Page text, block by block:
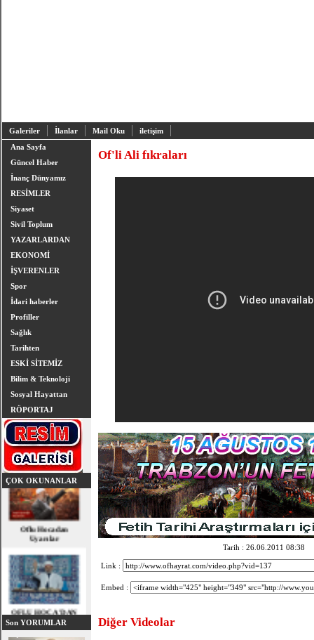
Galeriler İlanlar Mail Oku
iletişim
Ana Sayfa
Güncel Haber
İnanç Dünyamız
RESİMLER
Siyaset
Sivil Toplum
YAZARLARDAN
EKONOMİ
İŞVERENLER
Spor
İdari haberler
Profiller
Sağlık
Tarihten
ESKİ SİTEMİZ
Bilim & Teknoloji
Sosyal Hayattan
RÖPORTAJ
ÇOK OKUNANLAR
Oflu Hocadan
Uyarılar
OFLU HOCA'DAN
TOPLUMSAL UYARI
Son YORUMLAR
Of'li Ali fıkraları
Tarih : 26.06.2011 08:38
Link :
Embed :
Diğer Videolar